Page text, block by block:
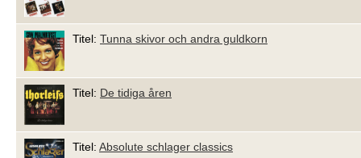
Titel: Tunna skivor och andra guldkorn
Titel: De tidiga åren
Titel: Absolute schlager classics